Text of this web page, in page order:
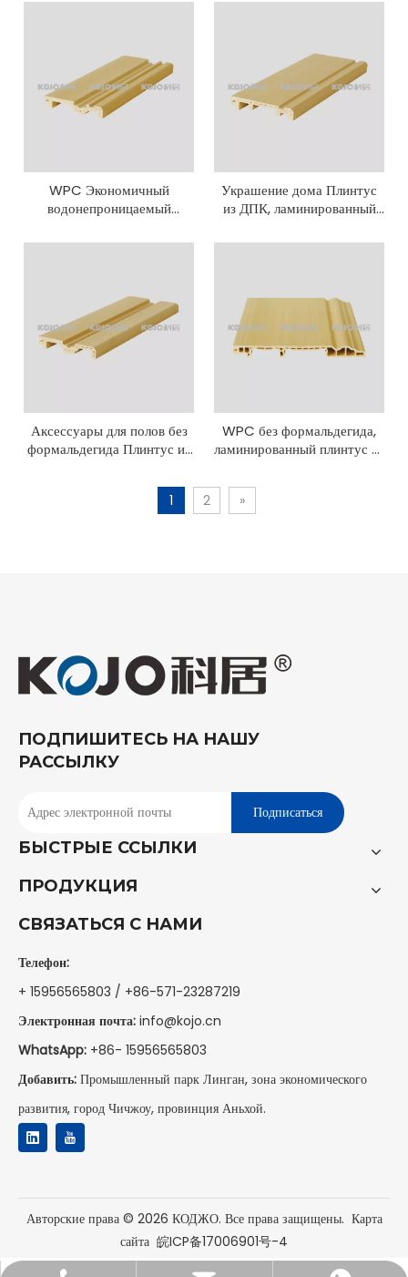
WPC Экономичный
водонепроницаемый
напольный плинтус
Украшение дома Плинтус
из ДПК, ламинированный
Аксессуары для полов без
формальдегида Плинтус из
WPC без формальдегида,
ламинированный плинтус из
1 2 »
ПОДПИШИТЕСЬ НА НАШУ
РАССЫЛКУ
Подписаться
БЫСТРЫЕ ССЫЛКИ
ПРОДУКЦИЯ
СВЯЗАТЬСЯ С НАМИ
Телефон:
+ 15956565803 / +86-571-23287219
Электронная почта: info@kojo.cn
WhatsApp: +86- 15956565803
Добавить: Промышленный парк Линган, зона экономического
развития, город Чичжоу, провинция Аньхой.
Авторские права © 2026 КОДЖО. Все права защищены. Карта
сайта 皖ICP备17006901号-4